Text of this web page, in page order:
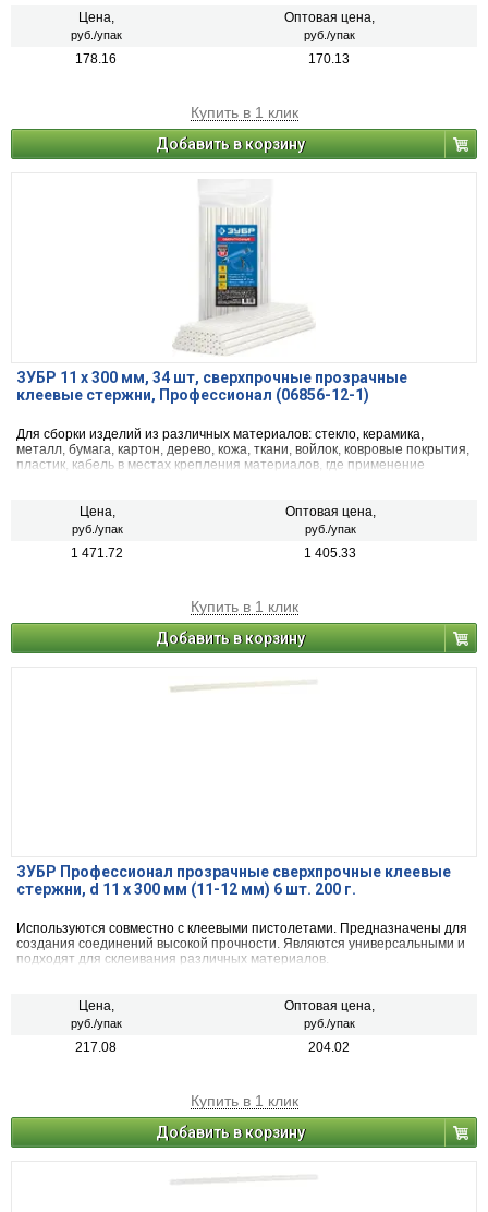
Цена,
руб./упак
Оптовая цена,
руб./упак
178.16 170.13
Купить в 1 клик
Добавить в корзину
ЗУБР 11 х 300 мм, 34 шт, сверхпрочные прозрачные
клеевые стержни, Профессионал (06856-12-1)
Для сборки изделий из различных материалов: стекло, керамика,
металл, бумага, картон, дерево, кожа, ткани, войлок, ковровые покрытия,
пластик, кабель в местах крепления материалов, где применение
Цена,
руб./упак
Оптовая цена,
руб./упак
1 471.72 1 405.33
Купить в 1 клик
Добавить в корзину
ЗУБР Профессионал прозрачные сверхпрочные клеевые
стержни, d 11 х 300 мм (11-12 мм) 6 шт. 200 г.
Используются совместно с клеевыми пистолетами. Предназначены для
создания соединений высокой прочности. Являются универсальными и
подходят для склеивания различных материалов.
Цена,
руб./упак
Оптовая цена,
руб./упак
217.08 204.02
Купить в 1 клик
Добавить в корзину